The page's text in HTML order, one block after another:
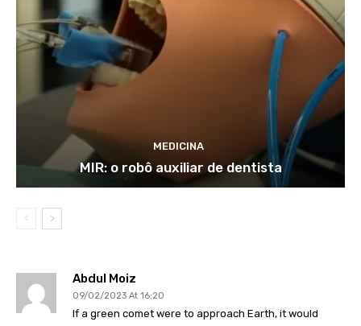
MEDICINA
MIR: o robô auxiliar de dentista
Abdul Moiz
09/02/2023 At 16:20
If a green comet were to approach Earth, it would